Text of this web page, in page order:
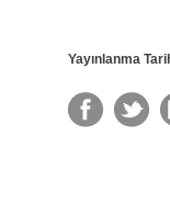
Yayınlanma